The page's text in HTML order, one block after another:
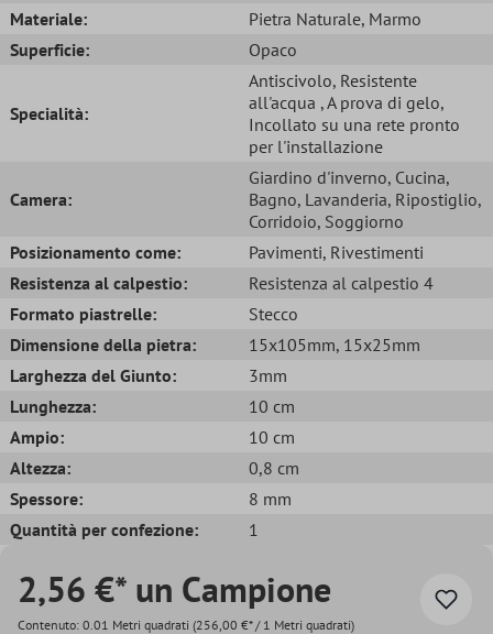
Materiale:
Pietra Naturale, Marmo
Superficie:
Opaco
Specialità:
Antiscivolo, Resistente
all'acqua , A prova di gelo,
Incollato su una rete pronto
per l'installazione
Camera:
Giardino d'inverno, Cucina,
Bagno, Lavanderia, Ripostiglio,
Corridoio, Soggiorno
Posizionamento come:
Pavimenti, Rivestimenti
Resistenza al calpestio:
Resistenza al calpestio 4
Formato piastrelle:
Stecco
Dimensione della pietra:
15x105mm, 15x25mm
Larghezza del Giunto:
3mm
Lunghezza:
10 cm
Ampio:
10 cm
Altezza:
0,8 cm
Spessore:
8 mm
Quantità per confezione:
1
2,56 €* un Campione
Contenuto: 0.01 Metri quadrati (256,00 €* / 1 Metri quadrati)